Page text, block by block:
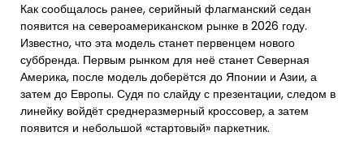
Как сообщалось ранее, серийный флагманский седан
появится на североамериканском рынке в 2026 году.
Известно, что эта модель станет первенцем нового
суббренда. Первым рынком для неё станет Северная
Америка, после модель доберётся до Японии и Азии, а
затем до Европы. Судя по слайду с презентации, следом в
линейку войдёт среднеразмерный кроссовер, а затем
появится и небольшой «стартовый» паркетник.